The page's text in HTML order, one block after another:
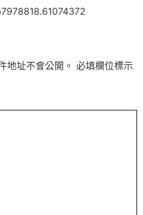
地址不會公開。 必填欄位標示